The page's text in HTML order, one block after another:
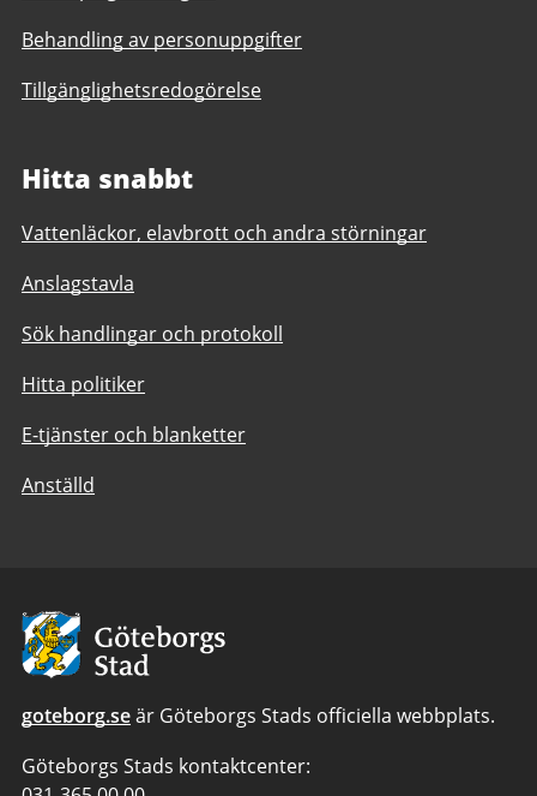
Behandling av personuppgifter
Tillgänglighetsredogörelse
Hitta snabbt
Vattenläckor, elavbrott och andra störningar
Anslagstavla
Sök handlingar och protokoll
Hitta politiker
E-tjänster och blanketter
Anställd
Avsändare:
Göteborgs
Stad
goteborg.seär Göteborgs Stads officiella webbplats.
Göteborgs Stads kontaktcenter: